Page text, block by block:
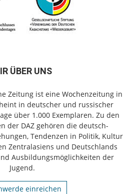
ÜBER UNS
Zeitung ist eine Wochenzeitung in
in deutscher und russischer
über 1.000 Exemplaren. Zu den
der DAZ gehören die deutsch-
Tendenzen in Politik, Kultur
Zentralasiens und Deutschlands
Ausbildungsmöglichkeiten der
Jugend.
einreichen